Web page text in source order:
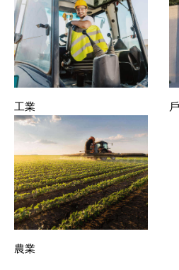
工業
農業